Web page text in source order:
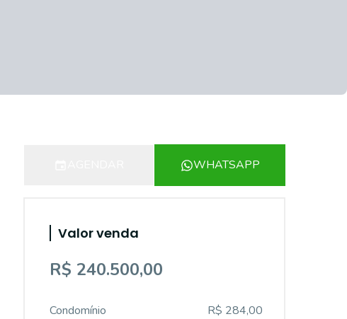
WHATSAPP
Valor venda
R$ 240.500,00
Condomínio R$ 284,00